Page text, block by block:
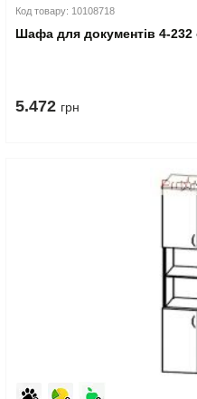
Код товару: 10108718
Шафа для документів 4-232
5.472 грн